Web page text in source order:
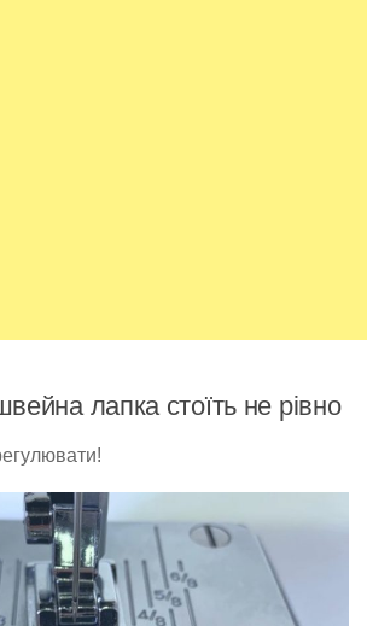
лапка стоїть не рівно